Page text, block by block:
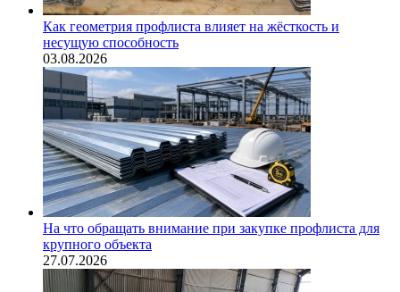
Как геометрия профлиста влияет на жёсткость и
несущую способность
03.08.2026
На что обращать внимание при закупке профлиста для
крупного объекта
27.07.2026